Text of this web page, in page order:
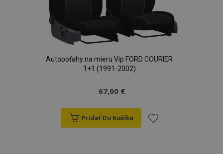
Autopoťahy na mieru Vip FORD COURIER
1+1 (1991-2002)
67,00 €
Pridať Do Košíka